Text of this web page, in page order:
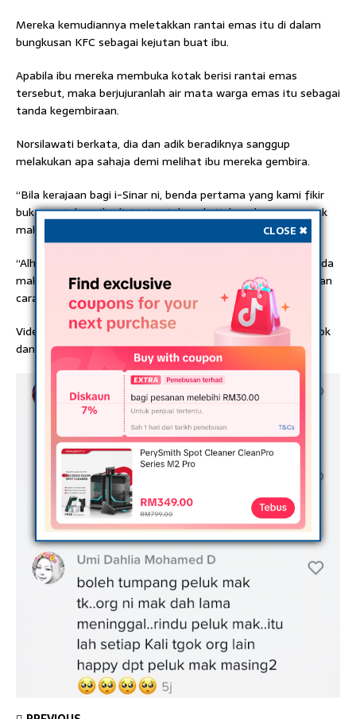
Mereka kemudiannya meletakkan rantai emas itu di dalam
bungkusan KFC sebagai kejutan buat ibu.
Apabila ibu mereka membuka kotak berisi rantai emas
tersebut, maka berjujuranlah air mata warga emas itu sebagai
tanda kegembiraan.
Norsilawati berkata, dia dan adik beradiknya sanggup
melakukan apa sahaja demi melihat ibu mereka gembira.
“Bila kerajaan bagi i-Sinar ni, benda pertama yang kami fikir
bukan untuk peribadi, tapi untuk mak. Nak mak senyum, nak
mak gembira.
“Alhamdulillahh, i-Sinar gunakan la sebaiknya. Kami hanya ada
mak sahaja, InnshaaAlllah kami akan bahagiakan mak dengan
cara kami,” ujarnya.
Video kejutan itu kemudiannya dimuat naik ke aplikasi Tiktok
dan menerima reaksi positif dari netizen.
CLOSE ✖